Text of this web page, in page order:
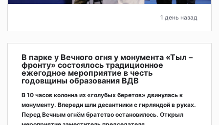
1 день назад
В парке у Вечного огня у монумента «Тыл –
фронту» состоялось традиционное
ежегодное мероприятие в честь
годовщины образования ВДВ
В 10 часов колонна из «голубых беретов» двинулась к
монументу. Впереди шли десантники с гирляндой в руках.
Перед Вечным огнём братство остановилось. Открыл